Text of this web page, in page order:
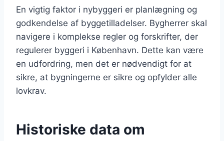
En vigtig faktor i nybyggeri er planlægning og
godkendelse af byggetilladelser. Bygherrer skal
navigere i komplekse regler og forskrifter, der
regulerer byggeri i København. Dette kan være
en udfordring, men det er nødvendigt for at
sikre, at bygningerne er sikre og opfylder alle
lovkrav.
Historiske data om